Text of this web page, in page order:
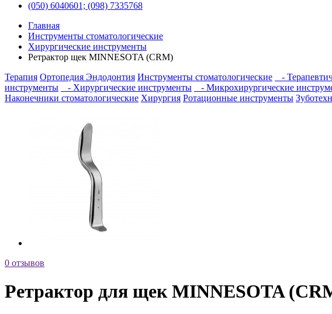
(050) 6040601; (098) 7335768
Главная
Инструменты стоматологические
Хирургические инструменты
Ретрактор щек MINNESOTA (CRM)
Терапия Ортопедия Эндодонтия Инструменты стоматологические -
инструменты
- Хирургические инструменты - Микрохирургические
Наконечники стоматологические Хирургия Ротационные инструменты
0 отзывов
Ретрактор для щек MINNESOTA